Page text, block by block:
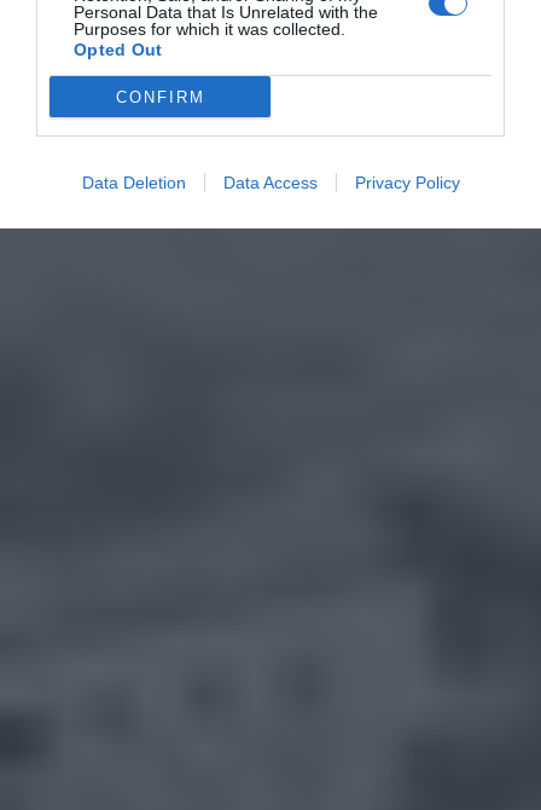
Personal Data that Is Unrelated with the
Purposes for which it was collected.
Opted Out
CONFIRM
Data Deletion Data Access Privacy Policy